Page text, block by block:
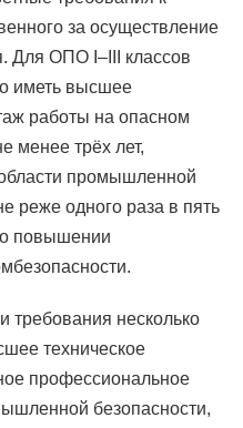
за осуществление
Для ОПО I–III классов
иметь высшее
работы на опасном
менее трёх лет,
промышленной
реже одного раза в пять
о повышении
требования несколько
техническое
профессиональное
безопасности,